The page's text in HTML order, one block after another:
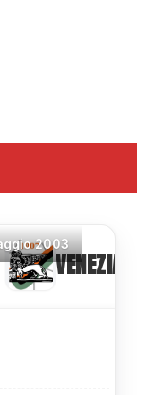
2003
VENEZIA